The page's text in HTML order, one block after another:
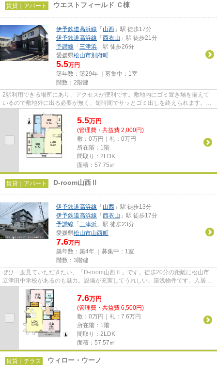
賃貸｜アパート ウエストフィールド Ｃ棟
伊予鉄道高浜線 「 山西 」駅 徒歩17分
伊予鉄道高浜線 「 西衣山 」駅 徒歩21分
予讃線 「 三津浜 」駅 徒歩26分
愛媛県松山市別府町
5.5万円
築年数：築29年 ｜募集中： 1室
階数：2階建
2駅利用できる場所にあり、アクセスが便利です。敷地内にゴミ置き場を備えて
いるので敷地外に出る必要が無く、短時間でサッとゴミ出しを終えられます。こ
ちらの物件はアパートです。家...
5.5万円
(管理費・共益費 2,000円)
敷：0万円｜礼：0万円
所在階：1階
間取り：2LDK
面積：57.75㎡
賃貸｜アパート D-room山西Ⅱ
伊予鉄道高浜線 「 山西 」駅 徒歩13分
伊予鉄道高浜線 「 西衣山 」駅 徒歩17分
予讃線 「 三津浜 」駅 徒歩23分
愛媛県松山市山西町
7.6万円
築年数：築4年 ｜募集中： 1室
階数：3階建
ぜひ一度見ていただきたい、「D-room山西Ⅱ」です。徒歩20分の距離に松山市
立津田中学校があるのも魅力。設備が充実してうれしい、築浅物件です。入居の
当日からインターネットが使えま...
7.6万円
(管理費・共益費 6,500円)
敷：0万円｜礼：7.6万円
所在階：1階
間取り：2LDK
面積：57.57㎡
賃貸｜テラス ウィロー・ウーノ